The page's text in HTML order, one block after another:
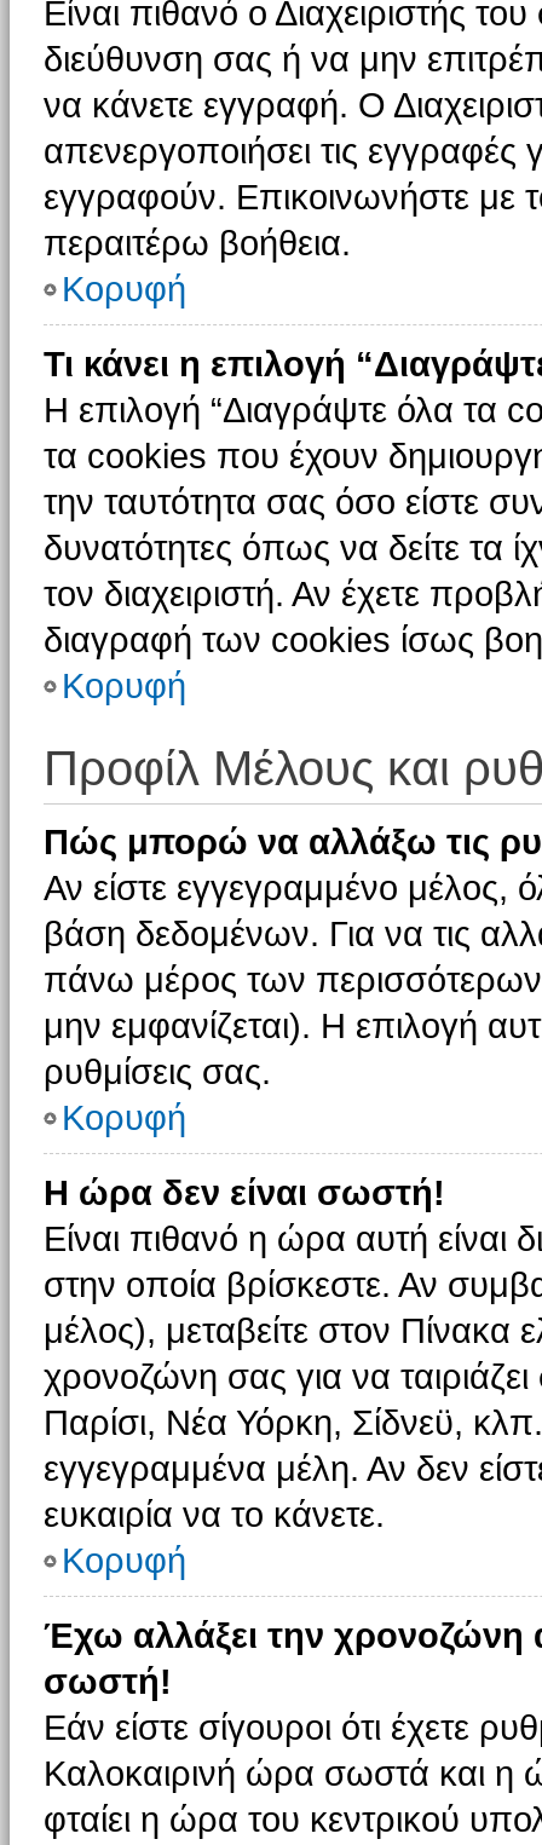
Είναι πιθανό ο Διαχειριστής
διεύθυνση σας ή να μην
να κάνετε εγγραφή. Ο
απενεργοποιήσει τις εγγραφές
εγγραφούν. Επικοινωνήστε με
περαιτέρω βοήθεια.
Κορυφή
Τι κάνει η επιλογή
Η επιλογή “Διαγράψτε όλα τα
τα cookies που έχουν
την ταυτότητα σας όσο είστε
δυνατότητες όπως να δείτε τα
τον διαχειριστή. Αν έχετε
διαγραφή των cookies ίσως
Κορυφή
Προφίλ Μέλους και
Πώς μπορώ να αλλάξω τις
Αν είστε εγγεγραμμένο μέλος,
βάση δεδομένων. Για να τις
πάνω μέρος των περισσότερων
μην εμφανίζεται). Η επιλογή
ρυθμίσεις σας.
Κορυφή
Η ώρα δεν είναι σωστή!
Είναι πιθανό η ώρα αυτή είναι
στην οποία βρίσκεστε. Αν
μέλος), μεταβείτε στον Πίνακα
χρονοζώνη σας για να
Παρίσι, Νέα Υόρκη, Σίδνεϋ,
εγγεγραμμένα μέλη. Αν δεν
ευκαιρία να το κάνετε.
Κορυφή
Έχω αλλάξει την χρονοζώνη
σωστή!
Εάν είστε σίγουροι ότι έχετε
Καλοκαιρινή ώρα σωστά και η
φταίει η ώρα του κεντρικού